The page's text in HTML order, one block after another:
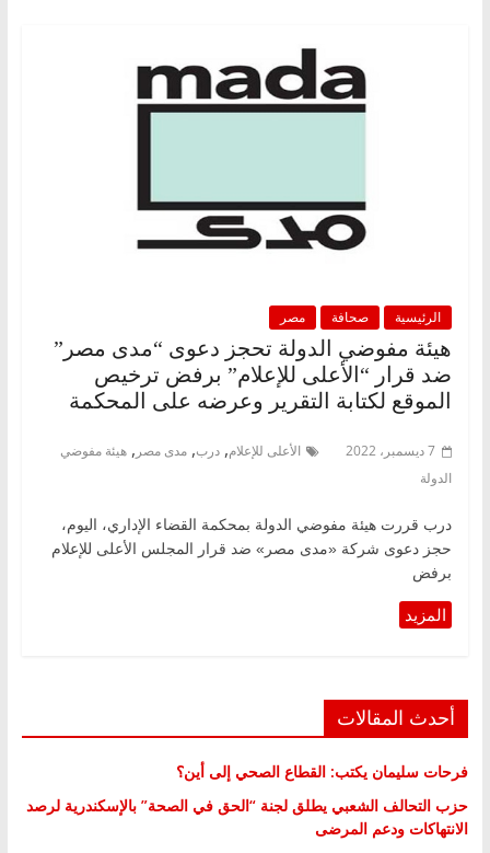
الرئيسية صحافة مصر
هيئة مفوضي الدولة تحجز دعوى “مدى مصر”
ضد قرار “الأعلى للإعلام” برفض ترخيص
الموقع لكتابة التقرير وعرضه على المحكمة
7 ديسمبر، 2022 الأعلى للإعلام, درب, مدى مصر , هيئة مفوضي
الدولة
درب قررت هيئة مفوضي الدولة بمحكمة القضاء الإداري، اليوم،
حجز دعوى شركة «مدى مصر» ضد قرار المجلس الأعلى للإعلام
برفض
أحدث المقالات
فرحات سليمان يكتب: القطاع الصحي إلى أين؟
حزب التحالف الشعبي يطلق لجنة “الحق في الصحة” بالإسكندرية لرصد
الانتهاكات ودعم المرضى